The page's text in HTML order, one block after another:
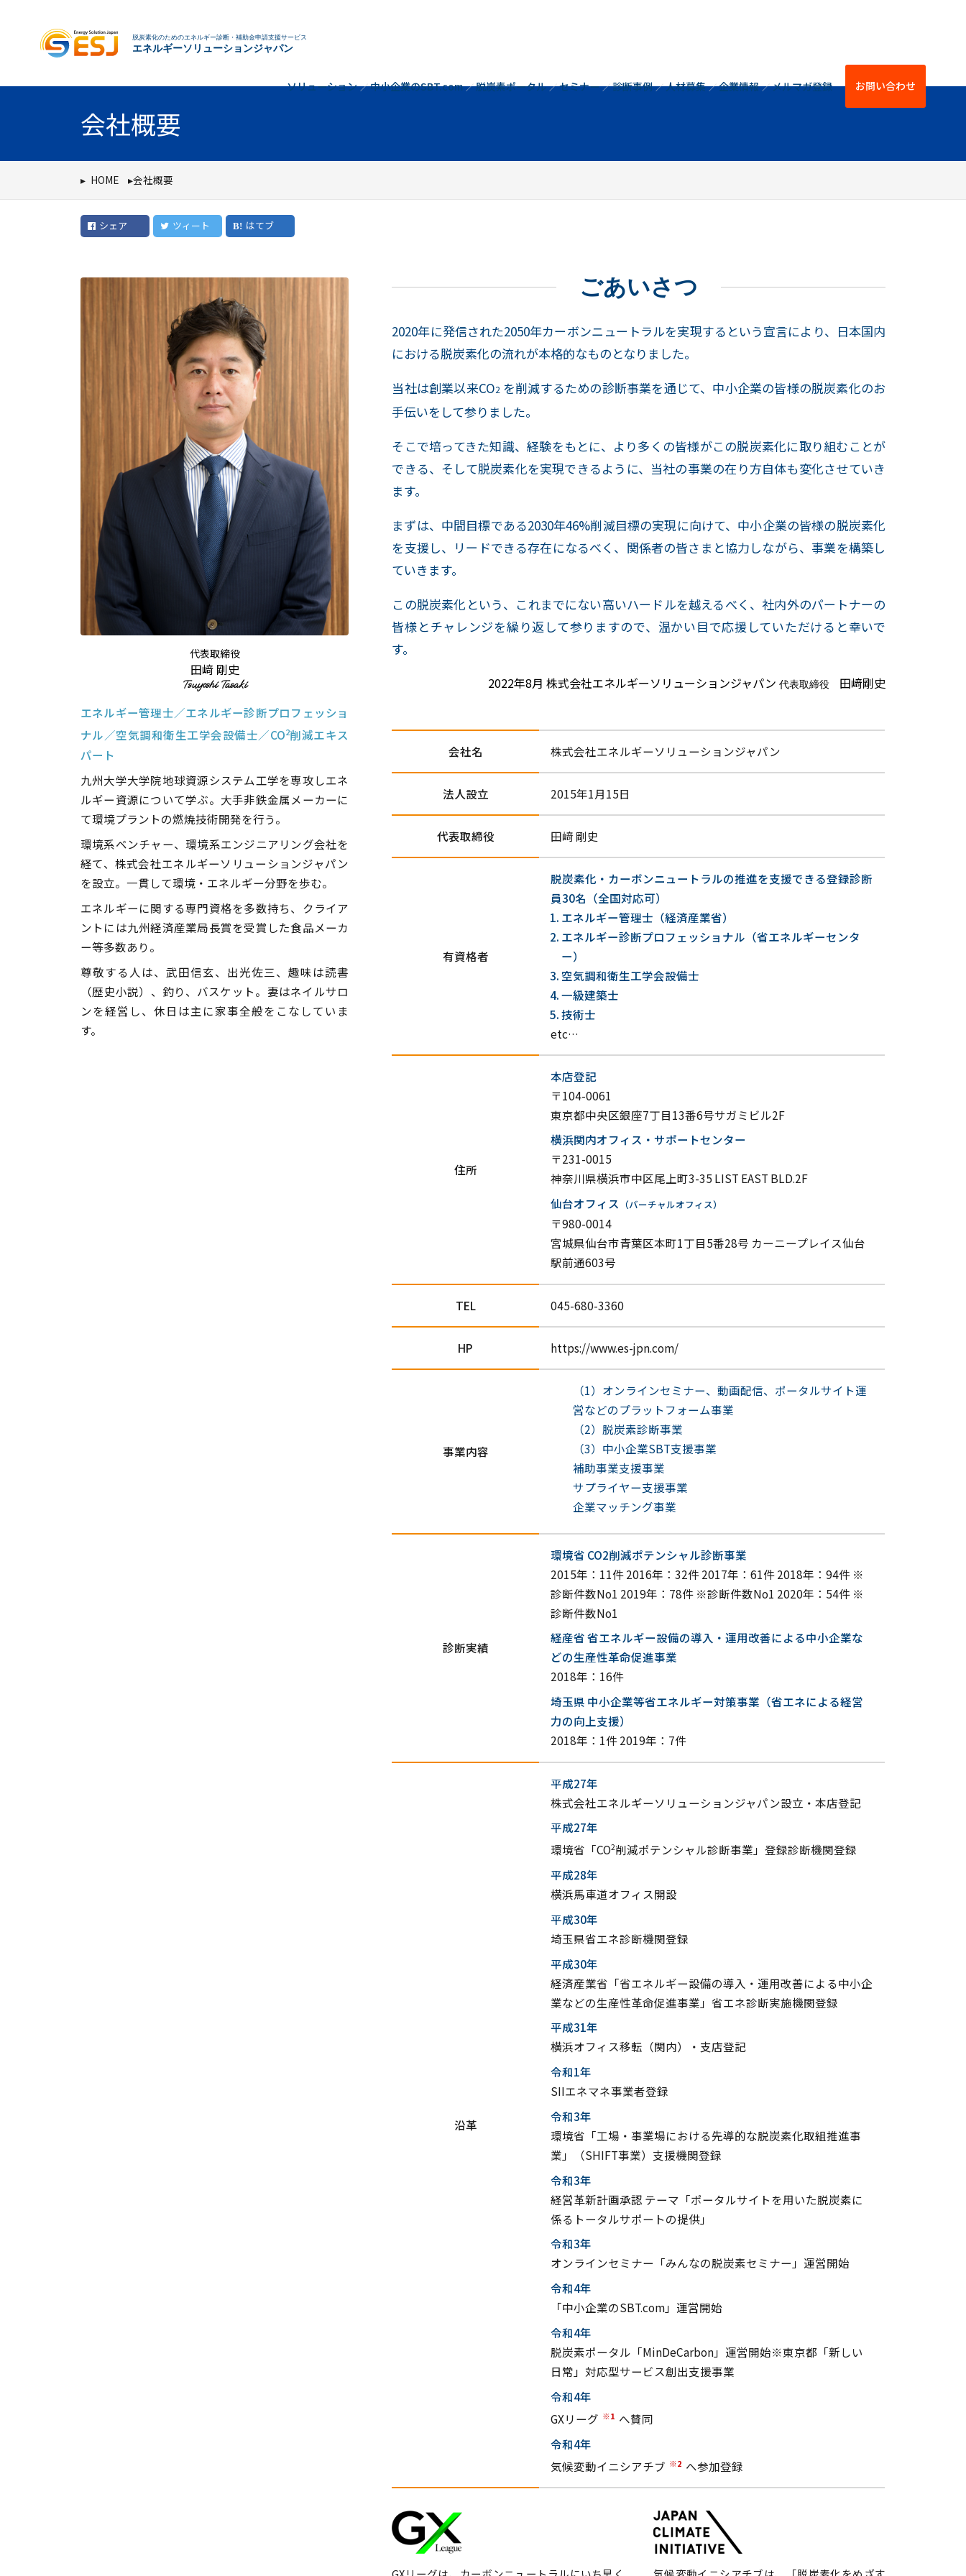
ツ
ッ
脱炭素化のためのエネルギー診断・補助金申請支援サービス
エネルギーソリューションジャパン
ソリューション 中小企業のSBT.com 脱炭素ポータル セミナー 診断事例 人材募集 企業情報 メルマガ登録 お問い合わせ
会社概要
HOME 会社概要
シェア ツィート はてブ
ごあいさつ
2020年に発信された2050年カーボンニュートラルを実現するという宣言により、日本国内
における脱炭素化の流れが本格的なものとなりました。
当社は創業以来CO2 を削減するための診断事業を通じて、中小企業の皆様の脱炭素化のお
手伝いをして参りました。
そこで培ってきた知識、経験をもとに、より多くの皆様がこの脱炭素化に取り組むことが
できる、そして脱炭素化を実現できるように、当社の事業の在り方自体も変化させていき
ます。
まずは、中間目標である2030年46%削減目標の実現に向けて、中小企業の皆様の脱炭素化
を支援し、リードできる存在になるべく、関係者の皆さまと協力しながら、事業を構築し
ていきます。
この脱炭素化という、これまでにない高いハードルを越えるべく、社内外のパートナーの
皆様とチャレンジを繰り返して参りますので、温かい目で応援していただけると幸いで
す。
2022年8月 株式会社エネルギーソリューションジャパン代表取締役 田﨑剛史
会社名 株式会社エネルギーソリューションジャパン
法人設立 2015年1月15日
代表取締役 田﨑 剛史
有資格者
脱炭素化・カーボンニュートラルの推進を支援できる登録診断
員30名（全国対応可）
エネルギー管理士（経済産業省）
エネルギー診断プロフェッショナル（省エネルギーセンタ
ー）
空気調和衛生工学会設備士
一級建築士
技術士
etc…
住所
本店登記
〒104-0061
東京都中央区銀座7丁目13番6号サガミビル2F
横浜関内オフィス・サポートセンター
〒231-0015
神奈川県横浜市中区尾上町3-35 LIST EAST BLD.2F
仙台オフィス （バーチャルオフィス）
〒980-0014
宮城県仙台市青葉区本町1丁目5番28号 カーニープレイス仙台
駅前通603号
TEL 045-680-3360
HP https://www.es-jpn.com/
事業内容
オンラインセミナー、動画配信、ポータルサイト運
営などのプラットフォーム事業
脱炭素診断事業
中小企業SBT支援事業
補助事業支援事業
サプライヤー支援事業
企業マッチング事業
診断実績
環境省 CO2削減ポテンシャル診断事業
2015年：11件 2016年：32件 2017年：61件 2018年：94件 ※
診断件数No1 2019年：78件 ※診断件数No1 2020年：54件 ※
診断件数No1
経産省 省エネルギー設備の導入・運用改善による中小企業な
どの生産性革命促進事業
2018年：16件
埼玉県 中小企業等省エネルギー対策事業（省エネによる経営
力の向上支援）
2018年：1件 2019年：7件
沿革
平成27年
株式会社エネルギーソリューションジャパン設立・本店登記
平成27年
環境省「CO2削減ポテンシャル診断事業」登録診断機関登録
平成28年
横浜馬車道オフィス開設
平成30年
埼玉県省エネ診断機関登録
平成30年
経済産業省「省エネルギー設備の導入・運用改善による中小企
業などの生産性革命促進事業」省エネ診断実施機関登録
平成31年
横浜オフィス移転（関内）・支店登記
令和1年
SIIエネマネ事業者登録
令和3年
環境省「工場・事業場における先導的な脱炭素化取組推進事
業」（SHIFT事業）支援機関登録
令和3年
経営革新計画承認 テーマ「ポータルサイトを用いた脱炭素に
係るトータルサポートの提供」
令和3年
オンラインセミナー「みんなの脱炭素セミナー」運営開始
令和4年
「中小企業のSBT.com」運営開始
令和4年
脱炭素ポータル「MinDeCarbon」運営開始※東京都「新しい
日常」対応型サービス創出支援事業
令和4年
GXリーグ ※1 へ賛同
令和4年
気候変動イニシアチブ ※2 へ参加登録
代表取締役
田﨑 剛史
Tsuyoshi Tasaki
エネルギー管理士／エネルギー診断プロフェッショ
ナル／空気調和衛生工学会設備士／CO2削減エキス
パート
九州大学大学院地球資源システム工学を専攻しエネ
ルギー資源について学ぶ。大手非鉄金属メーカーに
て環境プラントの燃焼技術開発を行う。
環境系ベンチャー、環境系エンジニアリング会社を
経て、株式会社エネルギーソリューションジャパン
を設立。一貫して環境・エネルギー分野を歩む。
エネルギーに関する専門資格を多数持ち、クライア
ントには九州経済産業局長賞を受賞した食品メーカ
ー等多数あり。
尊敬する人は、武田信玄、出光佐三、趣味は読書
（歴史小説）、釣り、バスケット。妻はネイルサロ
ンを経営し、休日は主に家事全般をこなしていま
す。